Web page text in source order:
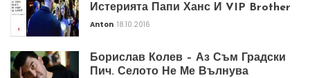
Истерията Папи Ханс И VIP Brother
Anton 18.10.2016
Борислав Колев – Аз Съм Градски
Пич. Селото Не Ме Вълнува